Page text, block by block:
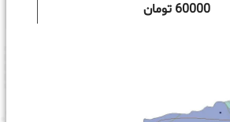
60000 تومان